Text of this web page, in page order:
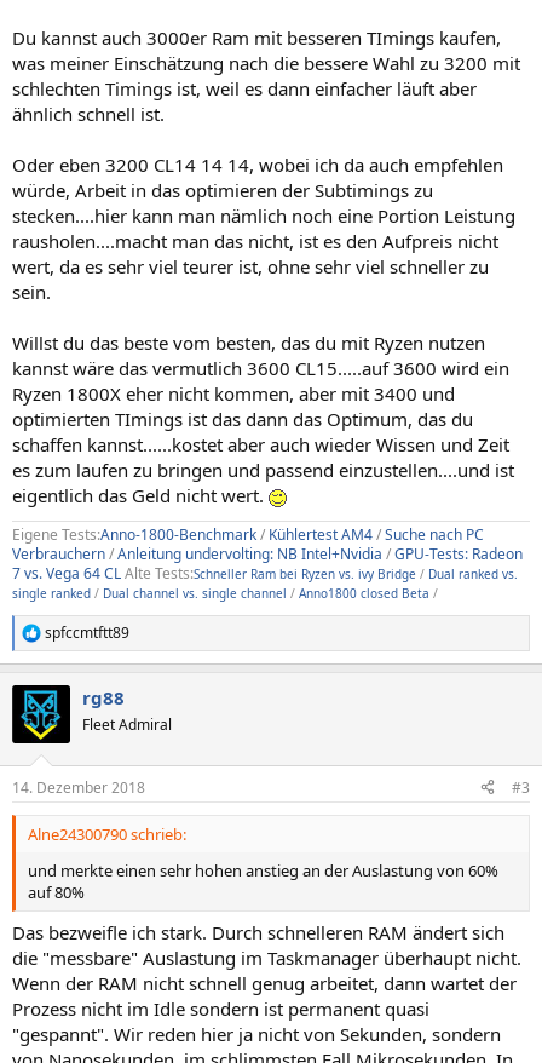
Du kannst auch 3000er Ram mit besseren TImings kaufen,
was meiner Einschätzung nach die bessere Wahl zu 3200 mit
schlechten Timings ist, weil es dann einfacher läuft aber
ähnlich schnell ist.
Oder eben 3200 CL14 14 14, wobei ich da auch empfehlen
würde, Arbeit in das optimieren der Subtimings zu
stecken....hier kann man nämlich noch eine Portion Leistung
rausholen....macht man das nicht, ist es den Aufpreis nicht
wert, da es sehr viel teurer ist, ohne sehr viel schneller zu
sein.
Willst du das beste vom besten, das du mit Ryzen nutzen
kannst wäre das vermutlich 3600 CL15.....auf 3600 wird ein
Ryzen 1800X eher nicht kommen, aber mit 3400 und
optimierten TImings ist das dann das Optimum, das du
schaffen kannst......kostet aber auch wieder Wissen und Zeit
es zum laufen zu bringen und passend einzustellen....und ist
eigentlich das Geld nicht wert.
Eigene Tests:Anno-1800-Benchmark/ Kühlertest AM4/Suche nach PC
Verbrauchern/Anleitung undervolting: NB Intel+Nvidia /GPU-Tests: Radeon
7 vs. Vega 64 CLAlte Tests:Schneller Ram bei Ryzen vs. ivy Bridge / Dual ranked vs.
single ranked / Dual channel vs. single channel / Anno1800 closed Beta /
R
e
k
t
i
e
n
spfccmtftt89
rg88
Fleet Admiral
14. Dezember 2018 #3
Alne24300790 schrieb:
und merkte einen sehr hohen anstieg an der Auslastung von 60%
auf 80%
Das bezweifle ich stark. Durch schnelleren RAM ändert sich
die "messbare" Auslastung im Taskmanager überhaupt nicht.
Wenn der RAM nicht schnell genug arbeitet, dann wartet der
Prozess nicht im Idle sondern ist permanent quasi
"gespannt". Wir reden hier ja nicht von Sekunden, sondern